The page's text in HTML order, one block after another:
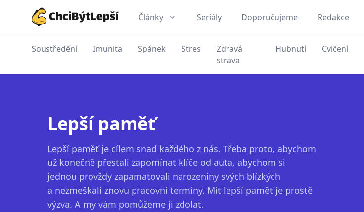
Články Seriály Doporučujeme Redakce
Soustředění Imunita Spánek Stres
Zdravá
strava
Hubnutí Cvičení
Lepší paměť
Lepší paměť je cílem snad každého z nás. Třeba proto, abychom
už konečně přestali zapomínat klíče od auta, abychom si
jednou provždy zapamatovali narozeniny svých blízkých
a nezmeškali znovu pracovní termíny. Mít lepší paměť je prostě
výzva. A my vám pomůžeme ji zdolat.